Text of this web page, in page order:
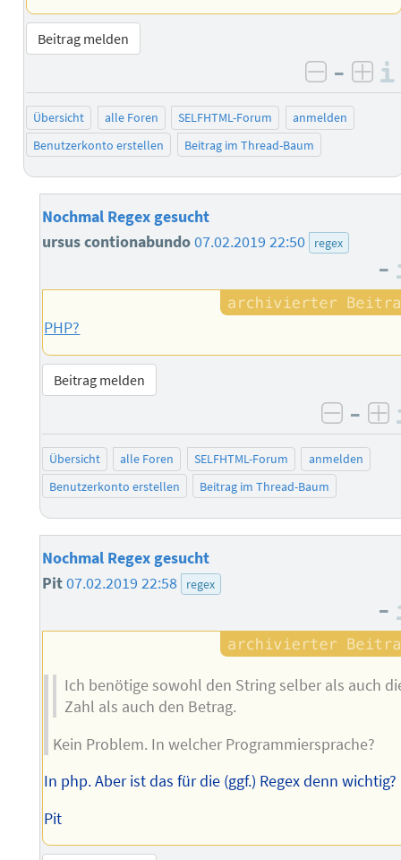
Beitrag melden
negativ
–
Übersicht alle Foren SELFHTML-Forum
anmelden
Benutzerkonto erstellen
Beitrag im Thread-Baum
Nochmal Regex gesucht
ursus contionabundo07.02.2019 22:50 regex
–
PHP?
Beitrag melden
–
Übersicht alle Foren SELFHTML-Forum
anmelden
Benutzerkonto erstellen
Beitrag im Thread-Baum
Nochmal Regex gesucht
Pit07.02.2019 22:58 regex
–
Ich benötige sowohl den String selber als auch
Zahl als auch den Betrag.
Kein Problem. In welcher Programmiersprache?
In php. Aber ist das für die (ggf.) Regex denn wichtig?
Pit